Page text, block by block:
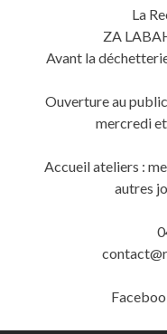
La
ZA
Avant la
Ouverture au
mercredi
Accueil ateliers :
autres